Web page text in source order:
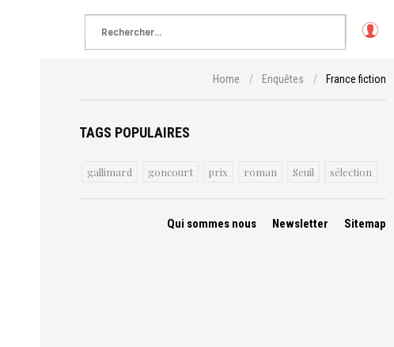
g
in
Home / Enquêtes / France fiction
TAGS POPULAIRES
gallimard goncourt prix roman Seuil sélection
Qui sommes nous Newsletter Sitemap